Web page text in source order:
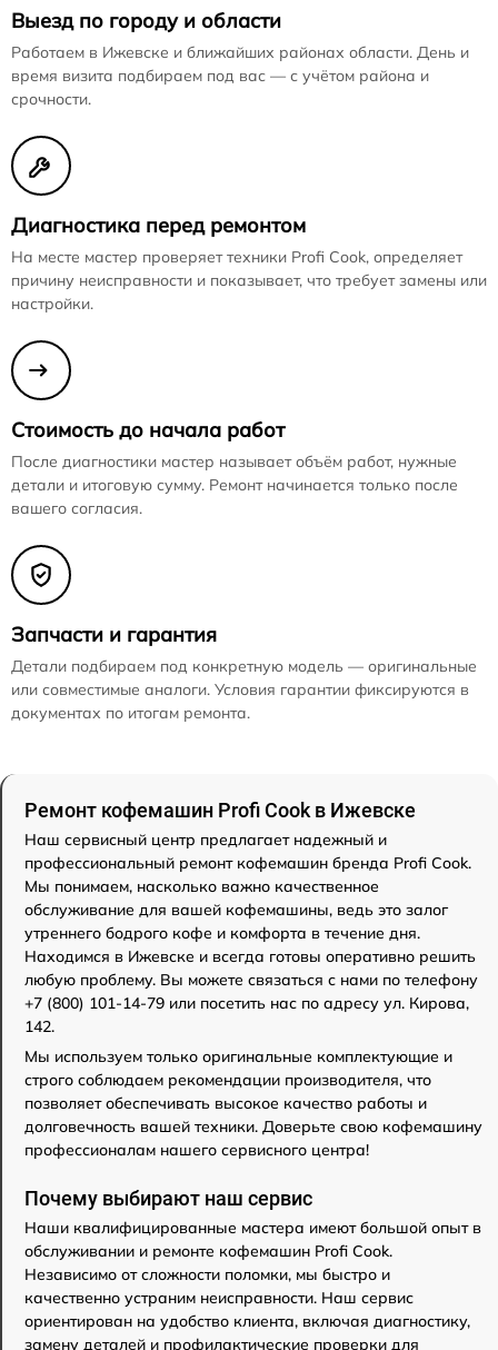
Выезд по городу и области
Работаем в Ижевске и ближайших районах области. День и
время визита подбираем под вас — с учётом района и
срочности.
Диагностика перед ремонтом
На месте мастер проверяет техники Profi Cook, определяет
причину неисправности и показывает, что требует замены или
настройки.
Стоимость до начала работ
После диагностики мастер называет объём работ, нужные
детали и итоговую сумму. Ремонт начинается только после
вашего согласия.
Запчасти и гарантия
Детали подбираем под конкретную модель — оригинальные
или совместимые аналоги. Условия гарантии фиксируются в
документах по итогам ремонта.
Ремонт кофемашин Profi Cook в Ижевске
Наш сервисный центр предлагает надежный и
профессиональный ремонт кофемашин бренда Profi Cook.
Мы понимаем, насколько важно качественное
обслуживание для вашей кофемашины, ведь это залог
утреннего бодрого кофе и комфорта в течение дня.
Находимся в Ижевске и всегда готовы оперативно решить
любую проблему. Вы можете связаться с нами по телефону
+7 (800) 101-14-79 или посетить нас по адресу ул. Кирова,
142.
Мы используем только оригинальные комплектующие и
строго соблюдаем рекомендации производителя, что
позволяет обеспечивать высокое качество работы и
долговечность вашей техники. Доверьте свою кофемашину
профессионалам нашего сервисного центра!
Почему выбирают наш сервис
Наши квалифицированные мастера имеют большой опыт в
обслуживании и ремонте кофемашин Profi Cook.
Независимо от сложности поломки, мы быстро и
качественно устраним неисправности. Наш сервис
ориентирован на удобство клиента, включая диагностику,
замену деталей и профилактические проверки для